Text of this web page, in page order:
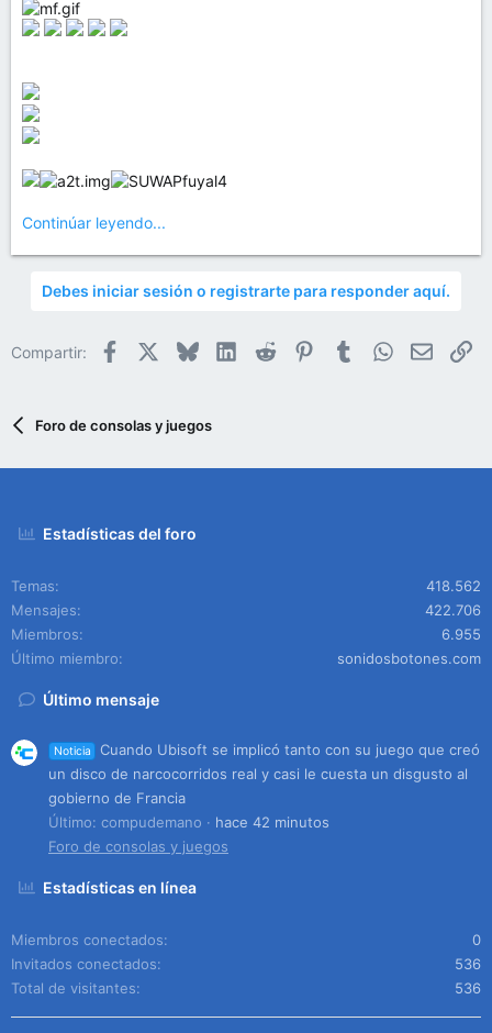
Continúar leyendo...
Debes iniciar sesión o registrarte para responder aquí.
Compartir: Facebook BlueskyLinkedIn
Reddit PinterestTumblrWhatsApp
Email
Foro de consolas y juegos
Estadísticas del foro
Temas
418.562
Mensajes
422.706
Miembros
6.955
Último miembro
sonidosbotones.com
Último mensaje
Noticia
Cuando Ubisoft se implicó tanto con su juego que creó
un disco de narcocorridos real y casi le cuesta un disgusto al
gobierno de Francia
Último: compudemano
hace 42 minutos
Foro de consolas y juegos
Estadísticas en línea
Miembros conectados
0
Invitados conectados
536
Total de visitantes
536